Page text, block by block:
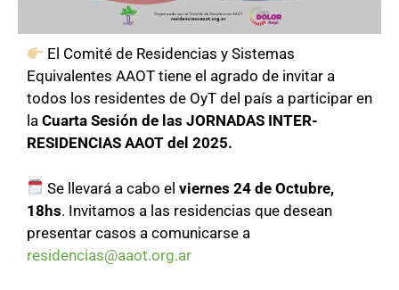
El Comité de Residencias y Sistemas
Equivalentes AAOT tiene el agrado de invitar a
todos los residentes de OyT del país a participar en
la Cuarta Sesión de las JORNADAS INTER-
RESIDENCIAS AAOT del 2025.
Se llevará a cabo elviernes 24 de Octubre,
18hs. Invitamos a las residencias que desean
presentar casos a comunicarse a
residencias@aaot.org.ar